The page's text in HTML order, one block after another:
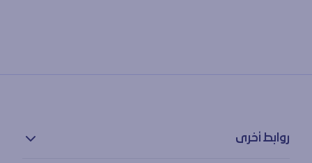
روابط أخرى